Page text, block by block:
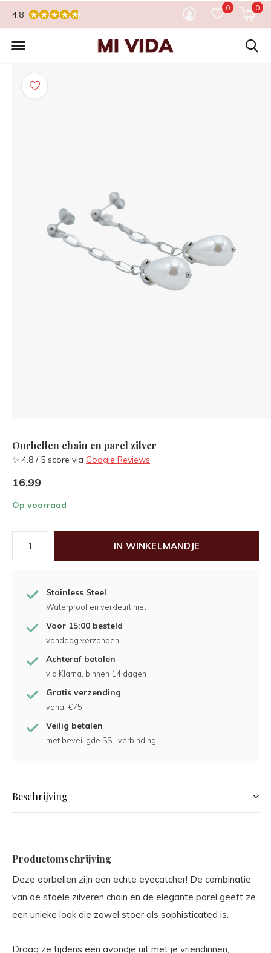
0 0
4.8
Oorbellen chain en parel zilver
✨ 4.8 / 5 score via Google Reviews
16,99
Op voorraad
IN WINKELMANDJE
Stainless Steel
Waterproof en verkleurt niet
Voor 15:00 besteld
vandaag verzonden
Achteraf betalen
via Klarna, binnen 14 dagen
Gratis verzending
vanaf €75
Veilig betalen
met beveiligde SSL verbinding
Beschrijving
Productomschrijving
Deze oorbellen zijn een echte eyecatcher! De combinatie
van de stoele zilveren chain en de elegante parel geeft ze
een unieke look die zowel stoer als sophisticated is.
Draag ze tijdens een avondje uit met je vriendinnen,